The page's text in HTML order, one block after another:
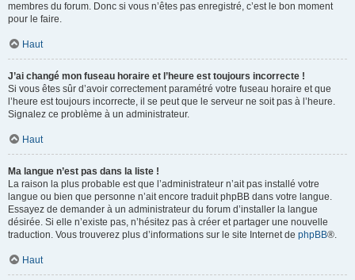
membres du forum. Donc si vous n’êtes pas enregistré, c’est le bon moment
pour le faire.
Haut
J’ai changé mon fuseau horaire et l’heure est toujours incorrecte !
Si vous êtes sûr d’avoir correctement paramétré votre fuseau horaire et que
l’heure est toujours incorrecte, il se peut que le serveur ne soit pas à l’heure.
Signalez ce problème à un administrateur.
Haut
Ma langue n’est pas dans la liste !
La raison la plus probable est que l’administrateur n’ait pas installé votre
langue ou bien que personne n’ait encore traduit phpBB dans votre langue.
Essayez de demander à un administrateur du forum d’installer la langue
désirée. Si elle n’existe pas, n’hésitez pas à créer et partager une nouvelle
traduction. Vous trouverez plus d’informations sur le site Internet de phpBB®.
Haut